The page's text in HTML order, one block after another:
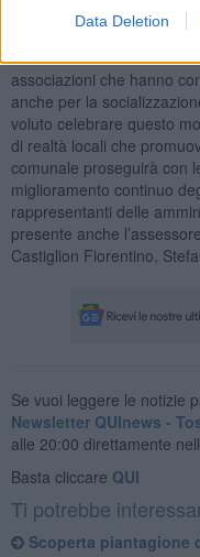
Data Deletion
Politiche sociali del
(compreso quello
afferma come uno dei
associazioni che hanno
anche per la
voluto celebrare questo
di realtà locali che
comunale proseguirà con
miglioramento continuo
rappresentanti delle
presente anche
Castiglion Fiorentino,
Se vuoi leggere le notizie
Newsletter QUInews -
alle 20:00 direttamente
Basta cliccare QUI
Ti potrebbe
Scoperta piantagione